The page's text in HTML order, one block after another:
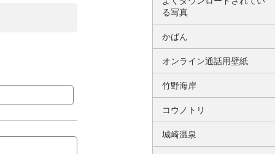
る写真
かばん
オンライン通話用壁紙
竹野海岸
コウノトリ
城崎温泉